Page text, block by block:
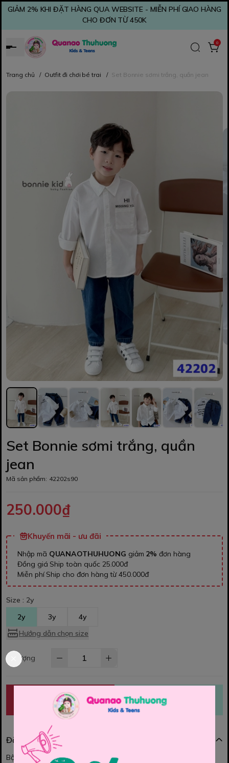
GIẢM 2% KHI ĐẶT HÀNG QUA WEBSITE - MIỄN PHÍ GIAO HÀNG
CHO ĐƠN TỪ 450K
0
Trang chủ / Outfit đi chơi bé trai / Set Bonnie sơmi trắng, quần jean
Set Bonnie sơmi trắng, quần
jean
Mã sản phẩm: 42202s90
250.000₫
Khuyến mãi - ưu đãi
Nhập mã QUANAOTHUHUONG giảm 2% đơn hàng
Đồng giá Ship toàn quốc 25.000đ
Miễn phí Ship cho đơn hàng từ 450.000đ
Size : 2y
2y
3y
4y
Hướng dẫn chọn size
Số lượng
MUA NGAY THÊM VÀO GIỎ
Đặc điểm nổi bật
Bộ somi Bonnie cho bé trai.